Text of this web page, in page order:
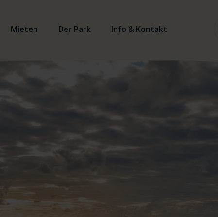
Mieten Der Park Info & Kontakt